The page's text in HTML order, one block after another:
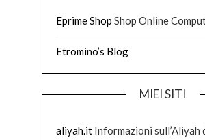
Eprime Shop Shop Online
Etromino’s Blog
MIEI SITI
aliyah.itInformazioni sull’Aliyah